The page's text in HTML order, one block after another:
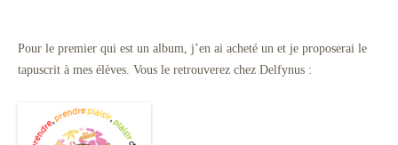
Pour le premier qui est un album, j’en ai acheté un et je proposerai le
tapuscrit à mes élèves. Vous le retrouverez chez Delfynus :